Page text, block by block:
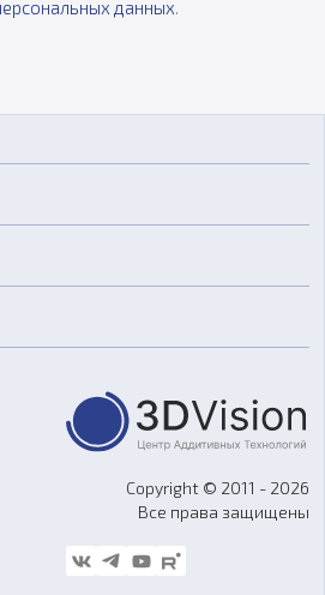
данных
для вакуумного литья
Copyright © 2011 - 2026
Все права защищены